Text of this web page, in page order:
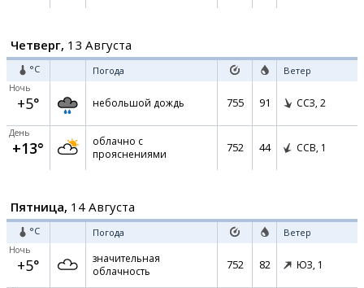
Четверг, 13 Августа
°C Погода Ветер
Ночь
+5° небольшой дождь 755 91 ССЗ, 2
День
+13°
облачно с
прояснениями
752 44 ССВ, 1
Пятница, 14 Августа
°C Погода Ветер
Ночь
+5°
значительная
облачность
752 82 ЮЗ, 1